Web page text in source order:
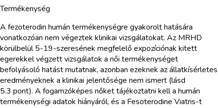
Termékenység
A fezoterodin humán termékenységre gyakorolt hatására
vonatkozóan nem végeztek klinikai vizsgálatokat. Az MRHD
körülbelül 5-19-szeresének megfelelő expozíciónak kitett
egerekkel végzett vizsgálatok a női termékenységet
befolyásoló hatást mutatnak, azonban ezeknek az állatkísérletes
eredményeknek a klinikai jelentősége nem ismert (lásd
5.3 pont). A fogamzóképes nőket tájékoztatni kell a humán
termékenységi adatok hiányáról, és a Fesoterodine Viatris-t